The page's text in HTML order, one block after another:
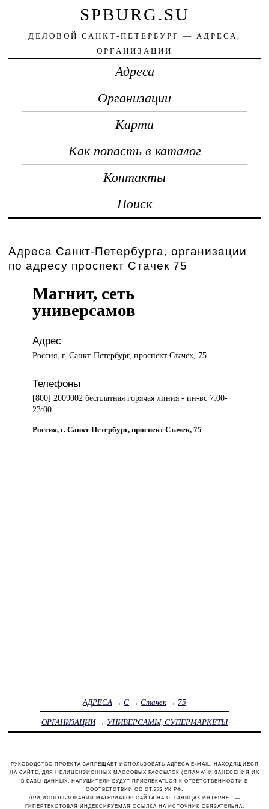
SPBURG.SU
ДЕЛОВОЙ САНКТ-ПЕТЕРБУРГ — АДРЕСА,
ОРГАНИЗАЦИИ
Адреса
Организации
Карта
Как попасть в каталог
Контакты
Поиск
Адреса Санкт-Петербурга, организации
по адресу проспект Стачек 75
Магнит, сеть
универсамов
Адрес
Россия, г. Санкт-Петербург, проспект Стачек, 75
Телефоны
[800] 2009002 бесплатная горячая линия - пн-вс 7:00-
23:00
Россия, г. Санкт-Петербург, проспект Стачек, 75
АДРЕСА → С → Стачек → 75
ОРГАНИЗАЦИИ→ УНИВЕРСАМЫ, СУПЕРМАРКЕТЫ
РУКОВОДСТВО ПРОЕКТА ЗАПРЕЩАЕТ ИСПОЛЬЗОВАТЬ АДРЕСА E-MAIL, НАХОДЯЩИЕСЯ
НА САЙТЕ, ДЛЯ НЕЛИЦЕНЗИОННЫХ МАССОВЫХ РАССЫЛОК (СПАМА) И ЗАНЕСЕНИЯ ИХ
В БАЗЫ ДАННЫХ. НАРУШИТЕЛИ БУДУТ ПРИВЛЕКАТЬСЯ К ОТВЕТСТВЕННОСТИ В
СООТВЕТСТВИИ СО СТ.272 УК РФ.
ПРИ ИСПОЛЬЗОВАНИИ МАТЕРИАЛОВ САЙТА НА СТРАНИЦАХ ИНТЕРНЕТ —
ГИПЕРТЕКСТОВАЯ ИНДЕКСИРУЕМАЯ ССЫЛКА НА ИСТОЧНИК ОБЯЗАТЕЛЬНА.